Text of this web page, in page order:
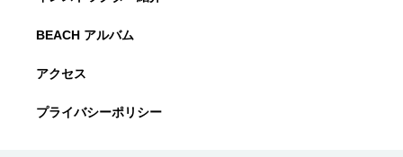
BEACH アルバム
アクセス
プライバシーポリシー